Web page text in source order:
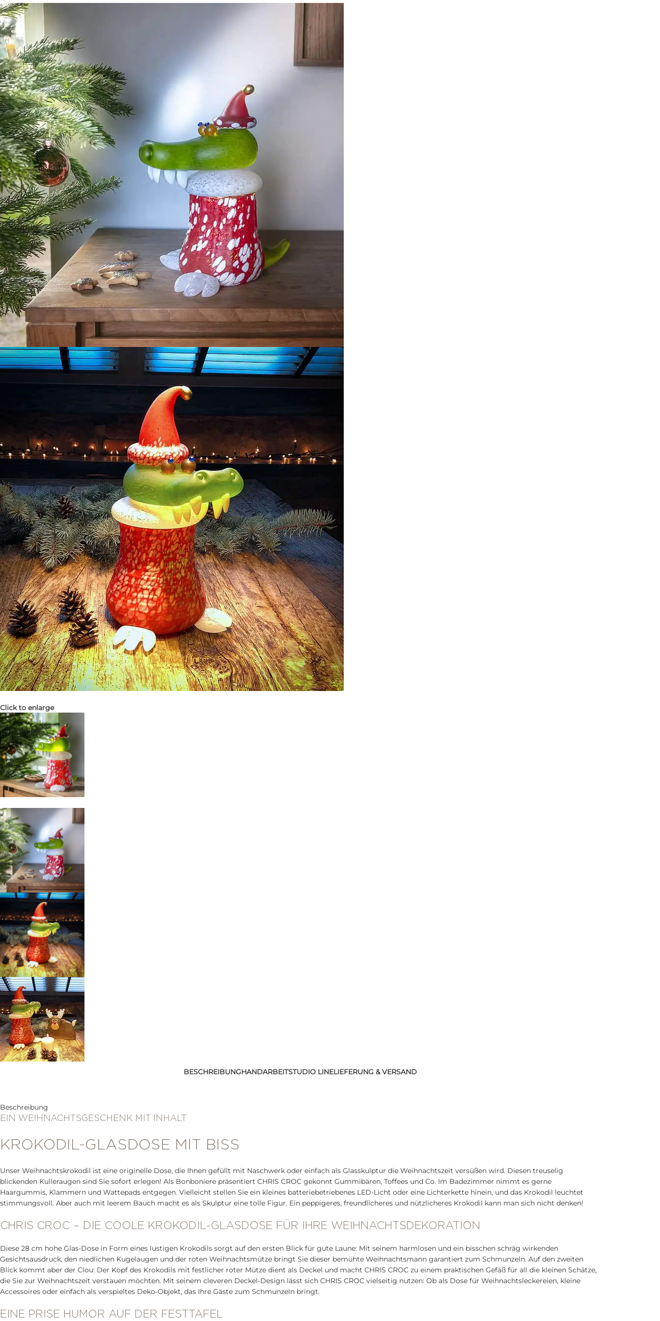
Click to enlarge
BESCHREIBUNGHANDARBEITSTUDIO LINELIEFERUNG & VERSAND
Beschreibung
EIN WEIHNACHTSGESCHENK MIT INHALT
KROKODIL-GLASDOSE MIT BISS
Unser Weihnachtskrokodil ist eine originelle Dose, die Ihnen gefüllt mit Naschwerk oder einfach als Glasskulptur die Weihnachtszeit versüßen wird. Diesen treuselig
blickenden Kulleraugen sind Sie sofort erlegen! Als Bonboniere präsentiert CHRIS CROC gekonnt Gummibären, Toffees und Co. Im Badezimmer nimmt es gerne
Haargummis, Klammern und Wattepads entgegen. Vielleicht stellen Sie ein kleines batteriebetriebenes LED-Licht oder eine Lichterkette hinein, und das Krokodil leuchtet
stimmungsvoll. Aber auch mit leerem Bauch macht es als Skulptur eine tolle Figur. Ein peppigeres, freundlicheres und nützlicheres Krokodil kann man sich nicht denken!
CHRIS CROC – DIE COOLE KROKODIL-GLASDOSE FÜR IHRE WEIHNACHTSDEKORATION
Diese 28 cm hohe Glas-Dose in Form eines lustigen Krokodils sorgt auf den ersten Blick für gute Laune: Mit seinem harmlosen und ein bisschen schräg wirkenden
Gesichtsausdruck, den niedlichen Kugelaugen und der roten Weihnachtsmütze bringt Sie dieser bemühte Weihnachtsmann garantiert zum Schmunzeln. Auf den zweiten
Blick kommt aber der Clou: Der Kopf des Krokodils mit festlicher roter Mütze dient als Deckel und macht CHRIS CROC zu einem praktischen Gefäß für all die kleinen Schätze,
die Sie zur Weihnachtszeit verstauen möchten. Mit seinem cleveren Deckel-Design lässt sich CHRIS CROC vielseitig nutzen: Ob als Dose für Weihnachtsleckereien, kleine
Accessoires oder einfach als verspieltes Deko-Objekt, das Ihre Gäste zum Schmunzeln bringt.
EINE PRISE HUMOR AUF DER FESTTAFEL